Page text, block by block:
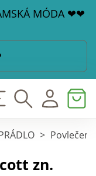
MÓDA ❤❤
> Povlečení
zn.